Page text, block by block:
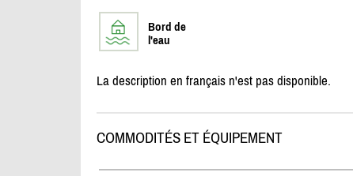
Bord de
l'eau
La description en français n'est pas disponible.
COMMODITÉS ET ÉQUIPEMENT